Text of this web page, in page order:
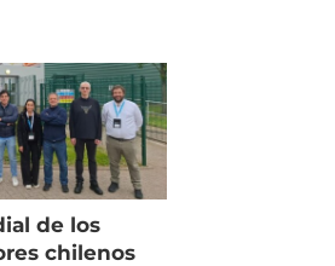
de los
chilenos